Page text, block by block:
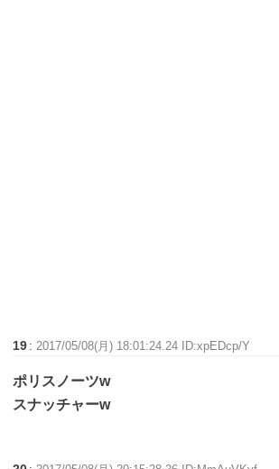
19 :2017/05/08(月) 18:01:24.24 ID:xpEDcp/Y
ポリスノーツw
スナッチャーw